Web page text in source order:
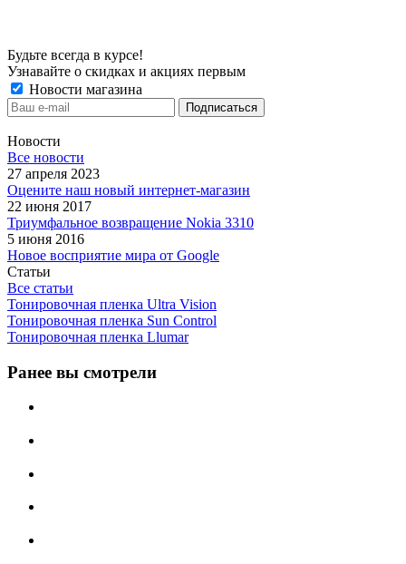
Будьте всегда в курсе!
Узнавайте о скидках и акциях первым
Новости магазина
Новости
Все новости
27 апреля 2023
Оцените наш новый интернет-магазин
22 июня 2017
Триумфальное возвращение Nokia 3310
5 июня 2016
Новое восприятие мира от Google
Статьи
Все статьи
Тонировочная пленка Ultra Vision
Тонировочная пленка Sun Control
Тонировочная пленка Llumar
Ранее вы смотрели